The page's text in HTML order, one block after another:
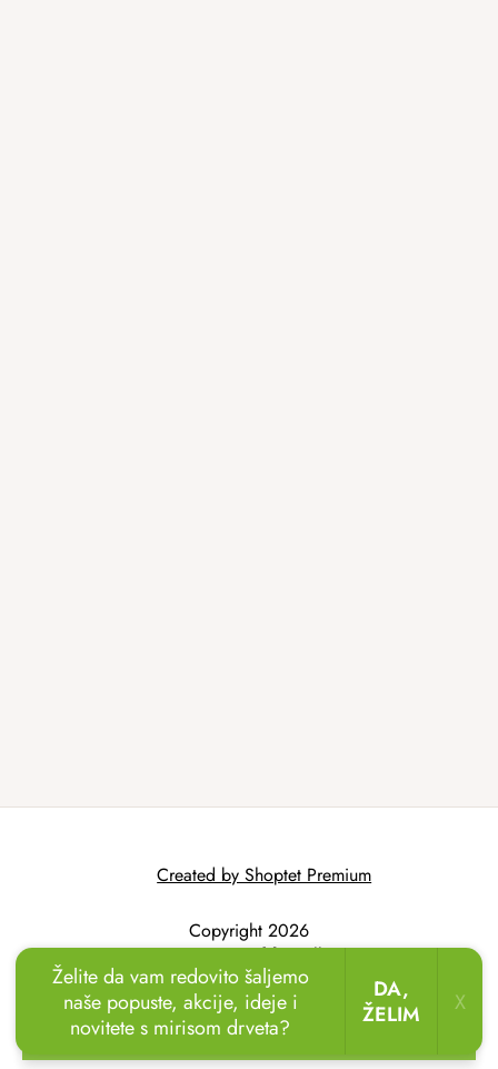
Uživajte u odmoru u vrtu!Drvene ležaljke
sada uz popust
Created by Shoptet Premium
Copyright 2026
AtmoWood.hr. All
rights reserved.
Želite da vam redovito šaljemo
naše popuste, akcije, ideje i
novitete s mirisom drveta?
DA,
ŽELIM
X